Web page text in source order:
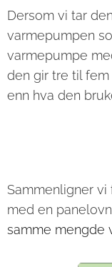
Dersom vi tar
varmepumpen
varmepumpe
den gir tre til
enn hva den
Sammenligner
med en
samme mengde